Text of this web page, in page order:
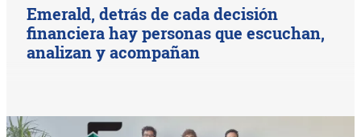
Emerald, detrás de cada decisión
financiera hay personas que escuchan,
analizan y acompañan